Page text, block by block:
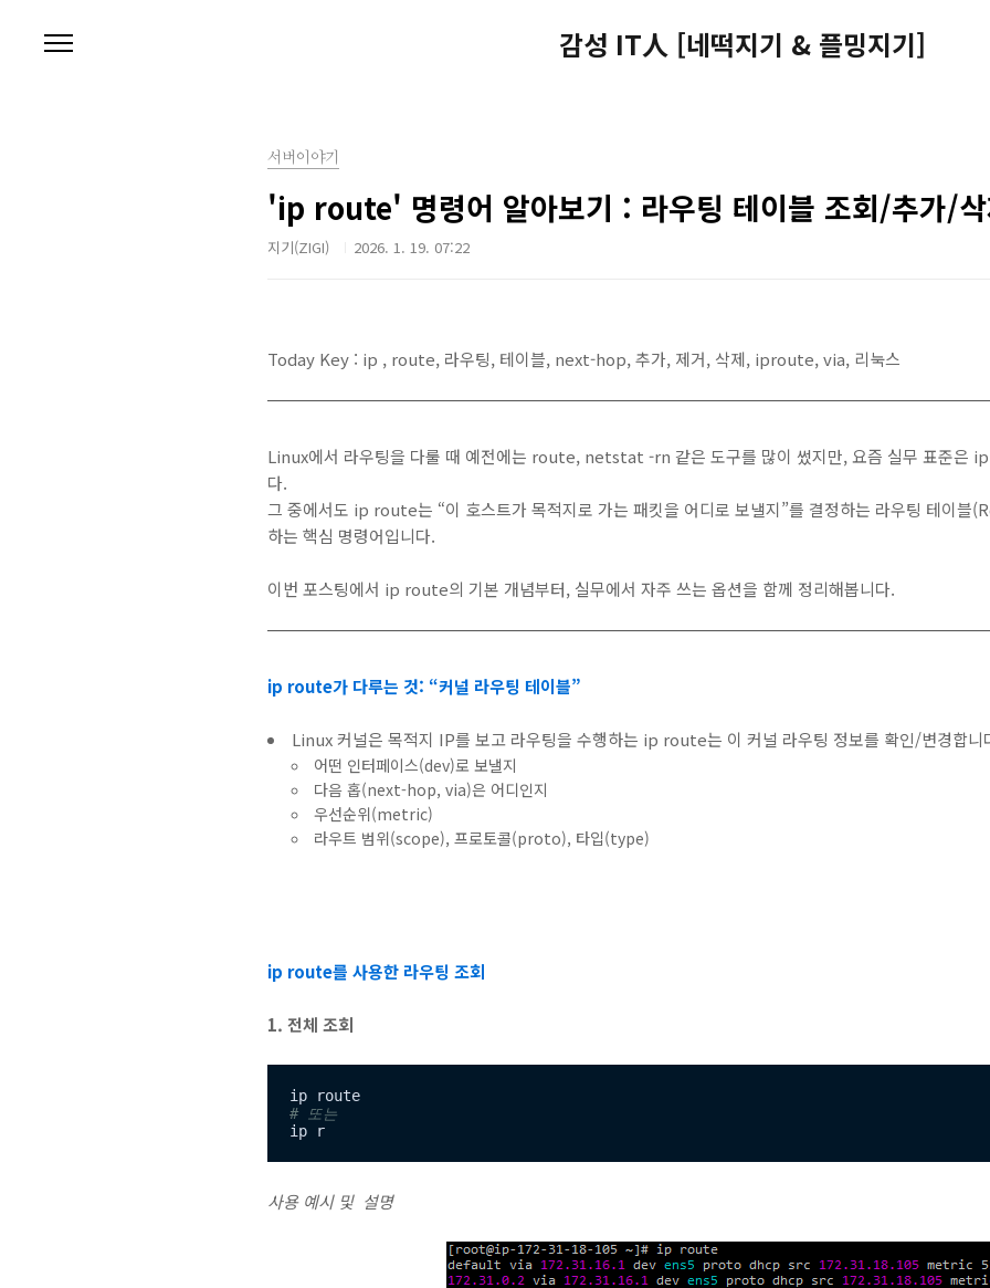
감성 IT人 [네떡지기 & 플밍지기]
서버이야기
'ip route' 명령어 알아보기 : 라우팅 테이블 조회/추가/
지기(ZIGI) 2026. 1. 19. 07:22
Today Key : ip , route, 라우팅, 테이블, next-hop, 추가, 제거, 삭제, iproute, via, 리눅스
Linux에서 라우팅을 다룰 때 예전에는 route, netstat -rn 같은 도구를 많이 썼지만, 요즘 실무 표준은
다.
그 중에서도 ip route는 “이 호스트가 목적지로 가는 패킷을 어디로 보낼지”를 결정하는 라우팅 테이블
하는 핵심 명령어입니다.
이번 포스팅에서 ip route의 기본 개념부터, 실무에서 자주 쓰는 옵션을 함께 정리해봅니다.
ip route가 다루는 것: “커널 라우팅 테이블”
Linux 커널은 목적지 IP를 보고 라우팅을 수행하는 ip route는 이 커널 라우팅 정보를 확인/변경합니
어떤 인터페이스(dev)로 보낼지
다음 홉(next-hop, via)은 어디인지
우선순위(metric)
라우트 범위(scope), 프로토콜(proto), 타입(type)
ip route를 사용한 라우팅 조회
1. 전체 조회
# 또는
ip r
사용 예시 및 설명